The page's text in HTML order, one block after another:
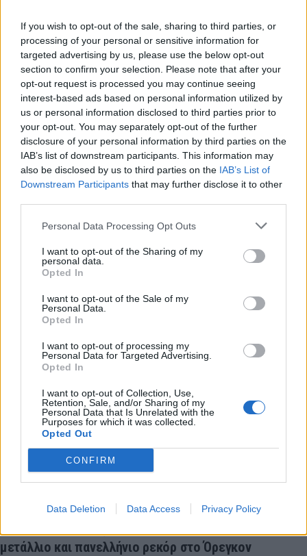
If you wish to opt-out of the sale, sharing to third parties, or
processing of your personal or sensitive information for
targeted advertising by us, please use the below opt-out
section to confirm your selection. Please note that after your
opt-out request is processed you may continue seeing
interest-based ads based on personal information utilized by
us or personal information disclosed to third parties prior to
your opt-out. You may separately opt-out of the further
disclosure of your personal information by third parties on the
IAB’s list of downstream participants. This information may
also be disclosed by us to third parties on the IAB’s List of
Downstream Participants that may further disclose it to other
Personal Data Processing Opt Outs
I want to opt-out of the Sharing of my
personal data.
Opted In
I want to opt-out of the Sale of my
Personal Data.
Opted In
I want to opt-out of processing my
Personal Data for Targeted Advertising.
Opted In
I want to opt-out of Collection, Use,
Retention, Sale, and/or Sharing of my
Personal Data that Is Unrelated with the
Purposes for which it was collected.
Opted Out
CONFIRM
Data Deletion Data Access Privacy Policy
Μπογκντάνοβιτς Μπόγκνταν
Ομπράντοβιτς Ζέλικο Eurocup
Κέβιν Πάντερ ΛεΝτέι Ζακ
COMMENTS
Συνδεθείτε για να σχολιάσετε
LATEST NEWS
ΕΠΙΚΑΙΡΟΤΗΤΑ
– Σπάνε ταμεία στους κινηματογράφους
ΠΟΔΟΣΦΑΙΡΟ
Στο Παρίσι ξανά ο Λούκας Ντιν μετά από 10 χρόνια
SUPER LEAGUE
Ολυμπιακός: Φουλάρει για να «κλείσει» τον Κάσερες
ΣΠΟΡ
μετάλλιο και πανελλήνιο ρεκόρ στο Όρεγκον